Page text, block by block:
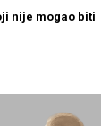
nije mogao biti